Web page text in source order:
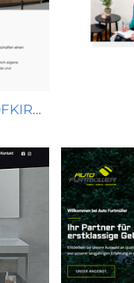
WEBSITE FÜR KINDERGARTEN HOFKIRCHEN/MÜHLKREIS